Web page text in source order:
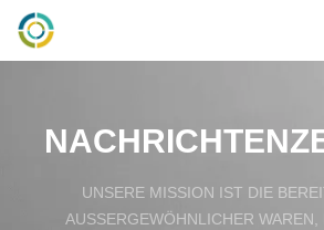
UNSERE MISSION IST DIE
AUSSERGEWÖHNLICHER WAREN,